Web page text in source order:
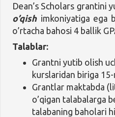
Dean’s Scholars grantini
o’qish imkoniyatiga ega
o’rtacha bahosi 4 ballik
Talablar:
Grantni yutib olish
kurslaridan biriga
Grantlar maktabda
o’qigan talabalarga
talabaning baholari